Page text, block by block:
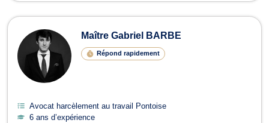
Maître Gabriel BARBE
Répond rapidement
Avocat harcèlement au travail Pontoise
6 ans d’expérience